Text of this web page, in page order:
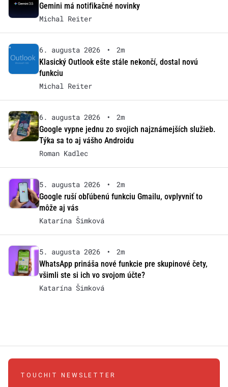
Gemini má notifikačné novinky
Michal Reiter
6. augusta 2026 •
2m
Klasický Outlook ešte stále nekončí, dostal novú
funkciu
Michal Reiter
6. augusta 2026 •
2m
Google vypne jednu zo svojich najznámejších služieb.
Týka sa to aj vášho Androidu
Roman Kadlec
5. augusta 2026 •
2m
Google ruší obľúbenú funkciu Gmailu, ovplyvniť to
môže aj vás
Katarína Šimková
5. augusta 2026 •
2m
WhatsApp prináša nové funkcie pre skupinové čety,
všimli ste si ich vo svojom účte?
Katarína Šimková
TOUCHIT NEWSLETTER